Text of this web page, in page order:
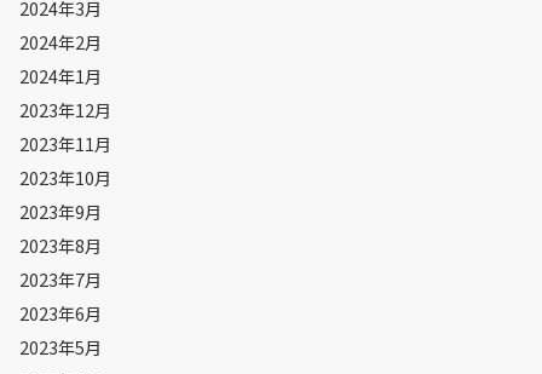
2024年3月
2024年2月
2024年1月
2023年12月
2023年11月
2023年10月
2023年9月
2023年8月
2023年7月
2023年6月
2023年5月